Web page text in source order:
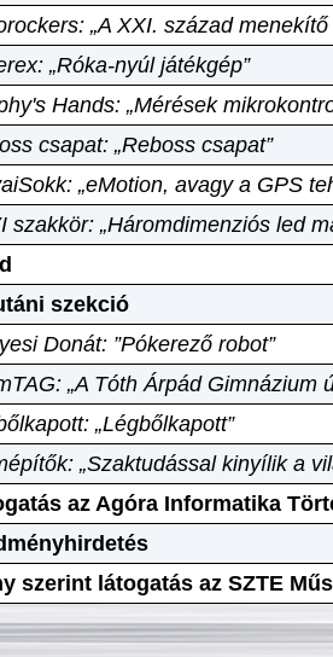
„A XXI. század menekítő
„Róka-nyúl játékgép”
Hands: „Mérések
csapat: „Reboss csapat”
„eMotion, avagy a GPS
szakkör: „Háromdimenziós led
szekció
Donát: ”Pókerező robot”
„A Tóth Árpád Gimnázium
„Légbőlkapott”
„Szaktudással kinyílik a
az Agóra Informatika
szerint látogatás az SZTE